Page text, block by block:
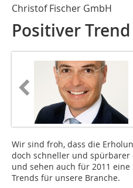
Christof Fischer GmbH
Positiver Trend
Wir sind froh, dass die
doch schneller und spürbarer
und sehen auch für 2011
Trends für unsere Branche.